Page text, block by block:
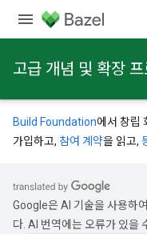
고급 개념 및 확장
Build Foundation에서 창립
가입하고, 참여 계약을 읽고,
Google은 AI 기술을 사용하
다. AI 번역에는 오류가 있을